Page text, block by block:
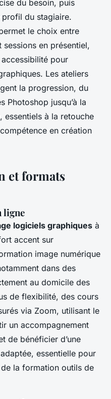
du besoin, puis
du stagiaire.
le choix entre
en présentiel,
pour
Les ateliers
la progression, du
Photoshop jusqu’à la
essentiels à la retouche
en création
et formats
ligne
logiciels graphiques à
accent sur
image numérique
dans des
au domicile des
de flexibilité, des cours
via Zoom, utilisant le
un accompagnement
de bénéficier d’une
essentielle pour
la formation outils de